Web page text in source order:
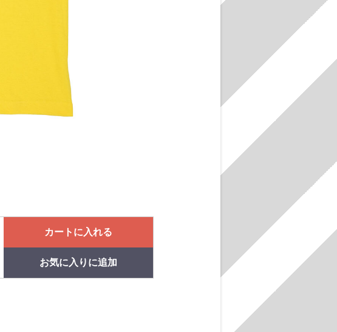
カートに入れる
お気に入りに追加